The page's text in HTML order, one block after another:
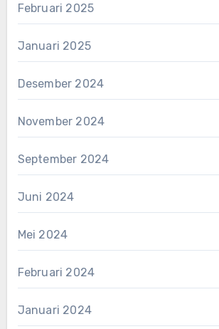
Februari 2025
Januari 2025
Desember 2024
November 2024
September 2024
Juni 2024
Mei 2024
Februari 2024
Januari 2024